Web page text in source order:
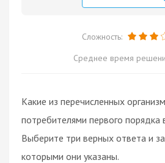
Сложность:
Среднее время
Какие из перечисленных
потребителями первого порядка
Выберите три верных ответа и
которыми они указаны.